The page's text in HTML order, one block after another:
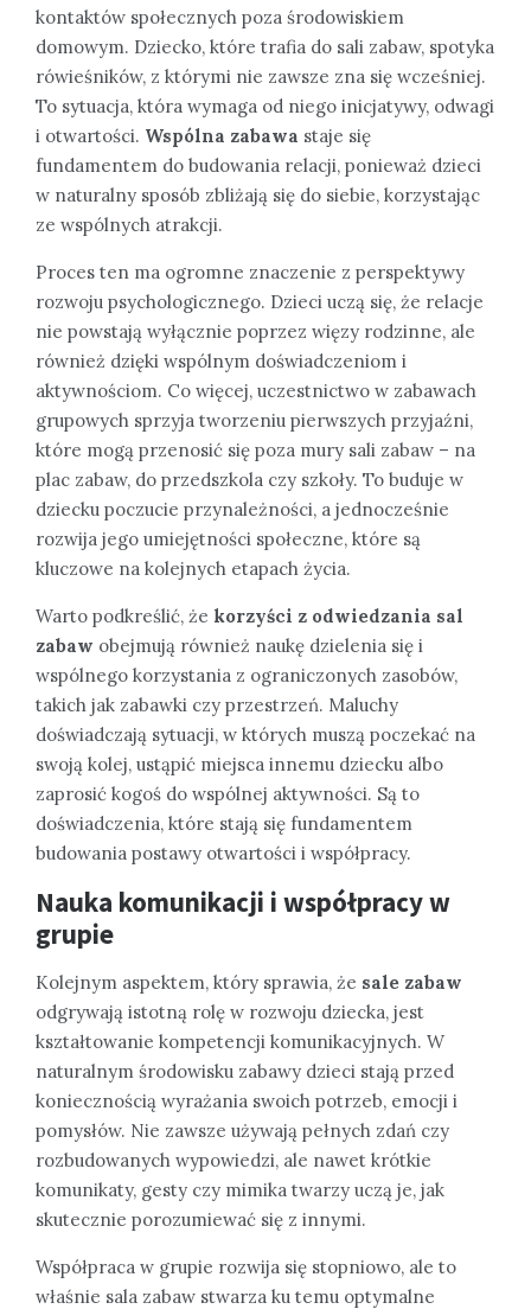
kontaktów społecznych poza środowiskiem
domowym. Dziecko, które trafia do sali zabaw, spotyka
rówieśników, z którymi nie zawsze zna się wcześniej.
To sytuacja, która wymaga od niego inicjatywy, odwagi
i otwartości. Wspólna zabawa staje się
fundamentem do budowania relacji, ponieważ dzieci
w naturalny sposób zbliżają się do siebie, korzystając
ze wspólnych atrakcji.
Proces ten ma ogromne znaczenie z perspektywy
rozwoju psychologicznego. Dzieci uczą się, że relacje
nie powstają wyłącznie poprzez więzy rodzinne, ale
również dzięki wspólnym doświadczeniom i
aktywnościom. Co więcej, uczestnictwo w zabawach
grupowych sprzyja tworzeniu pierwszych przyjaźni,
które mogą przenosić się poza mury sali zabaw – na
plac zabaw, do przedszkola czy szkoły. To buduje w
dziecku poczucie przynależności, a jednocześnie
rozwija jego umiejętności społeczne, które są
kluczowe na kolejnych etapach życia.
Warto podkreślić, że korzyści z odwiedzania sal
zabaw obejmują również naukę dzielenia się i
wspólnego korzystania z ograniczonych zasobów,
takich jak zabawki czy przestrzeń. Maluchy
doświadczają sytuacji, w których muszą poczekać na
swoją kolej, ustąpić miejsca innemu dziecku albo
zaprosić kogoś do wspólnej aktywności. Są to
doświadczenia, które stają się fundamentem
budowania postawy otwartości i współpracy.
Nauka komunikacji i współpracy w
grupie
Kolejnym aspektem, który sprawia, że sale zabaw
odgrywają istotną rolę w rozwoju dziecka, jest
kształtowanie kompetencji komunikacyjnych. W
naturalnym środowisku zabawy dzieci stają przed
koniecznością wyrażania swoich potrzeb, emocji i
pomysłów. Nie zawsze używają pełnych zdań czy
rozbudowanych wypowiedzi, ale nawet krótkie
komunikaty, gesty czy mimika twarzy uczą je, jak
skutecznie porozumiewać się z innymi.
Współpraca w grupie rozwija się stopniowo, ale to
właśnie sala zabaw stwarza ku temu optymalne